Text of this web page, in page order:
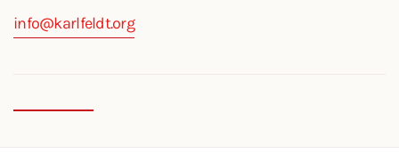
info@karlfeldt.org